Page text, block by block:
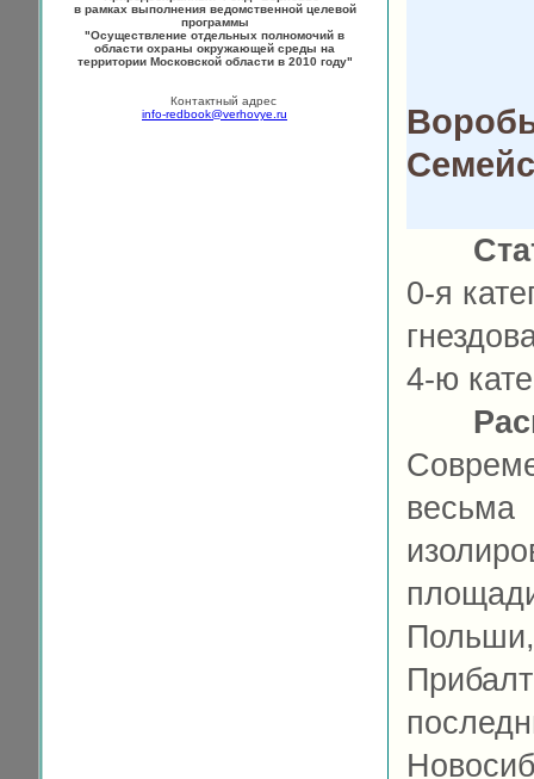
в рамках выполнения ведомственной целевой
программы
"Осуществление отдельных полномочий в
области охраны окружающей среды на
территории Московской области в 2010 году"
Контактный адрес
info-redbook@verhovye.ru
0-я
4-ю